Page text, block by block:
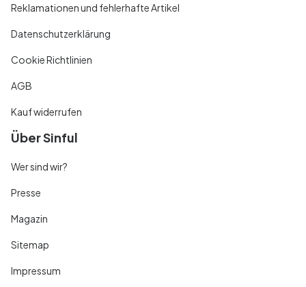
Reklamationen und fehlerhafte Artikel
Datenschutzerklärung
Cookie Richtlinien
AGB
Kauf widerrufen
Über Sinful
Wer sind wir?
Presse
Magazin
Sitemap
Impressum